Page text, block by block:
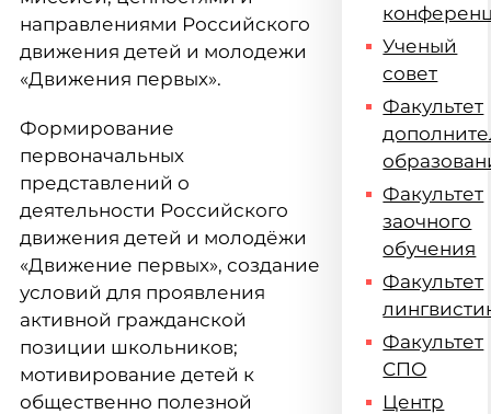
направлениями Российского
движения детей и молодежи
«Движения первых».
Формирование
первоначальных
представлений о
деятельности Российского
движения детей и молодёжи
«Движение первых», создание
условий для проявления
активной гражданской
позиции школьников;
мотивирование детей к
общественно полезной
Ученый
совет
Факультет
Факультет
заочного
обучения
Факультет
Факультет
СПО
Центр